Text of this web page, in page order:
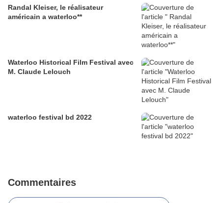
Randal Kleiser, le réalisateur
américain a waterloo**
Waterloo Historical Film Festival avec
M. Claude Lelouch
waterloo festival bd 2022
Commentaires